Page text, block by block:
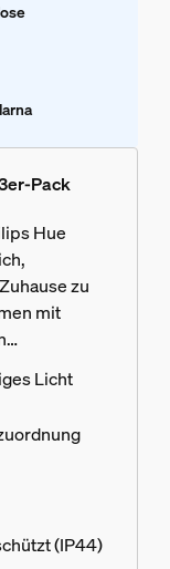
Pack
Hue
zu
mit
auch
Licht
(IP44)